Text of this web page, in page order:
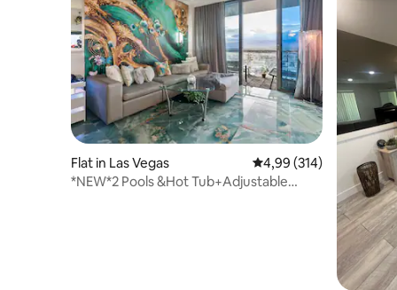
Flat in Las Vegas Gemiddelde
4,99 (314)
*NEW*2 Pools &Hot Tub+Adjustable